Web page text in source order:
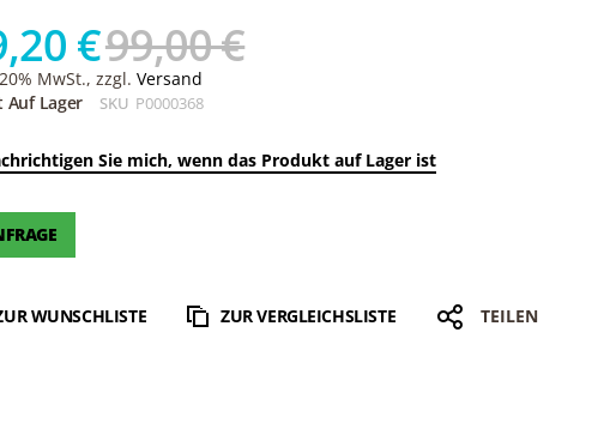
€99,00 €
MwSt., zzgl.Versand
Auf Lager
SKU P0000368
Sie mich, wenn das Produkt auf Lager ist
WUNSCHLISTE ZUR VERGLEICHSLISTE TEILEN